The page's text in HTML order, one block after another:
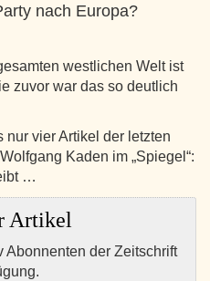
nach Europa?
westlichen Welt ist
zuvor war das so deutlich
vier Artikel der letzten
Kaden im „Spiegel“:
…
Artikel
Abonnenten der Zeitschrift